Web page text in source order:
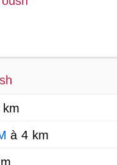
à 4 km